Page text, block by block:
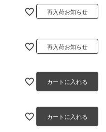
再入荷お知らせ
再入荷お知らせ
カートに入れる
カートに入れる